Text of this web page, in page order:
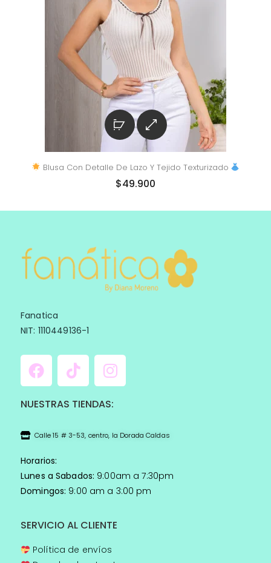
Blusa Con Detalle De Lazo Y Tejido Texturizado
$49.900
Fanatica
NIT: 1110449136-1
NUESTRAS TIENDAS:
Calle 15 # 3-53, centro, la Dorada Caldas
Horarios:
Lunes a Sabados: 9:00am a 7:30pm
Domingos: 9:00 am a 3:00 pm
SERVICIO AL CLIENTE
Política de envíos